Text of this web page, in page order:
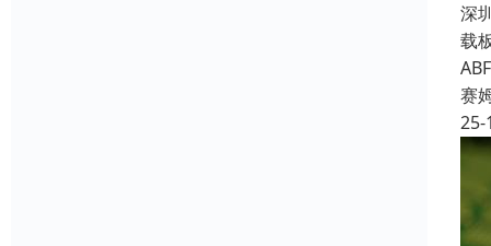
深
载
赛
25-